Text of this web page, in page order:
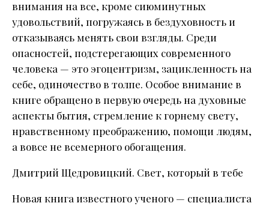
внимания на все, кроме сиюминутных
удовольствий, погружаясь в бездуховность и
отказываясь менять свои взгляды. Среди
опасностей, подстерегающих современного
человека — это эгоцентризм, зацикленность на
себе, одиночество в толпе. Особое внимание в
книге обращено в первую очередь на духовные
аспекты бытия, стремление к горнему свету,
нравственному преображению, помощи людям,
а вовсе не всемерного обогащения.
Дмитрий Щедровицкий. Свет, который в тебе
Новая книга известного ученого — специалиста